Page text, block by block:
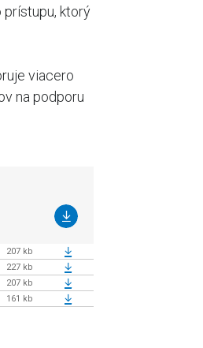
ktorý
viacero
na podporu
207 kb
227 kb
207 kb
161 kb